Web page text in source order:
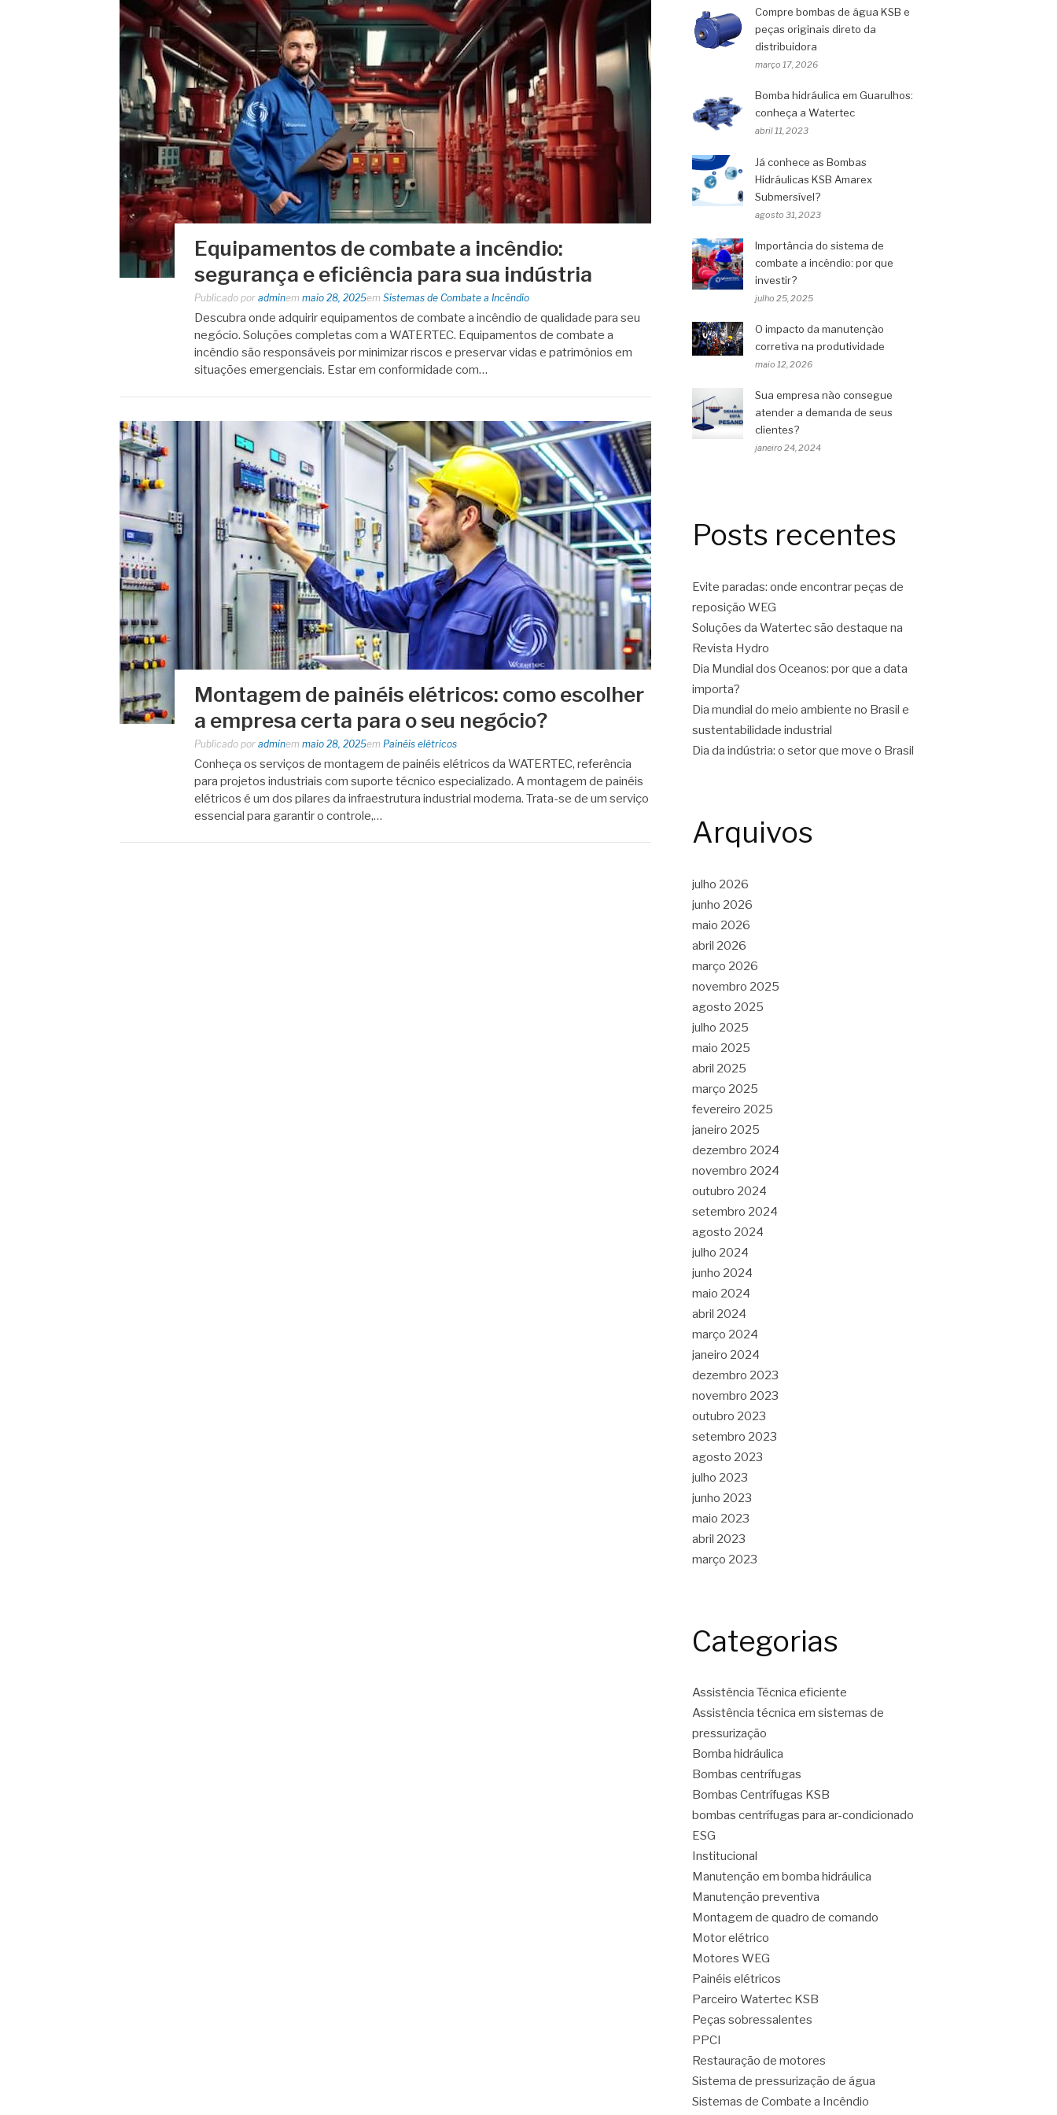
Equipamentos de combate a incêndio:
segurança e eficiência para sua indústria
Publicado por adminem maio 28, 2025em Sistemas de Combate a Incêndio
Descubra onde adquirir equipamentos de combate a incêndio de qualidade para seu
negócio. Soluções completas com a WATERTEC. Equipamentos de combate a
incêndio são responsáveis por minimizar riscos e preservar vidas e patrimônios em
situações emergenciais. Estar em conformidade com…
Montagem de painéis elétricos: como escolher
a empresa certa para o seu negócio?
Publicado por adminem maio 28, 2025em Painéis elétricos
Conheça os serviços de montagem de painéis elétricos da WATERTEC, referência
para projetos industriais com suporte técnico especializado. A montagem de painéis
elétricos é um dos pilares da infraestrutura industrial moderna. Trata-se de um serviço
essencial para garantir o controle,…
Compre bombas de água KSB e
peças originais direto da
distribuidora
março 17, 2026
Bomba hidráulica em Guarulhos:
conheça a Watertec
abril 11, 2023
Já conhece as Bombas
Hidráulicas KSB Amarex
Submersível?
agosto 31, 2023
Importância do sistema de
combate a incêndio: por que
investir?
julho 25, 2025
O impacto da manutenção
corretiva na produtividade
maio 12, 2026
Sua empresa não consegue
atender a demanda de seus
clientes?
janeiro 24, 2024
Posts recentes
Evite paradas: onde encontrar peças de
reposição WEG
Soluções da Watertec são destaque na
Revista Hydro
Dia Mundial dos Oceanos: por que a data
importa?
Dia mundial do meio ambiente no Brasil e
sustentabilidade industrial
Dia da indústria: o setor que move o Brasil
Arquivos
julho 2026
junho 2026
maio 2026
abril 2026
março 2026
novembro 2025
agosto 2025
julho 2025
maio 2025
abril 2025
março 2025
fevereiro 2025
janeiro 2025
dezembro 2024
novembro 2024
outubro 2024
setembro 2024
agosto 2024
julho 2024
junho 2024
maio 2024
abril 2024
março 2024
janeiro 2024
dezembro 2023
novembro 2023
outubro 2023
setembro 2023
agosto 2023
julho 2023
junho 2023
maio 2023
abril 2023
março 2023
Categorias
Assistência Técnica eficiente
Assistência técnica em sistemas de
pressurização
Bomba hidráulica
Bombas centrífugas
Bombas Centrífugas KSB
bombas centrífugas para ar-condicionado
ESG
Institucional
Manutenção em bomba hidráulica
Manutenção preventiva
Montagem de quadro de comando
Motor elétrico
Motores WEG
Painéis elétricos
Parceiro Watertec KSB
Peças sobressalentes
PPCI
Restauração de motores
Sistema de pressurização de água
Sistemas de Combate a Incêndio